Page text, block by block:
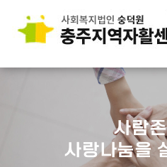
사람
사랑나눔을